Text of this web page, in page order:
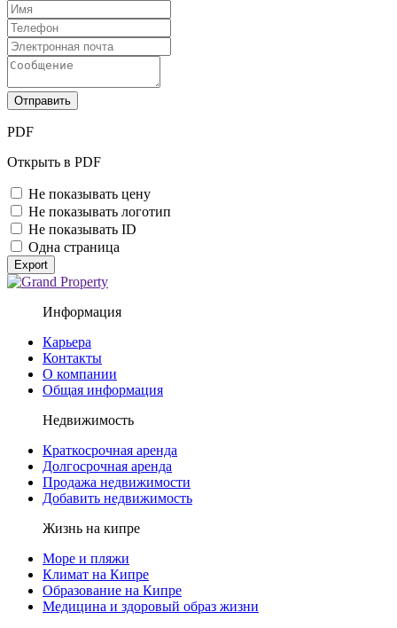
Отправить
PDF
Открыть в PDF
Не показывать цену
Не показывать логотип
Не показывать ID
Одна страница
Export
Информация
Карьера
Контакты
О компании
Общая информация
Недвижимость
Краткосрочная аренда
Долгосрочная аренда
Продажа недвижимости
Добавить недвижимость
Жизнь на кипре
Море и пляжи
Климат на Кипре
Образование на Кипре
Медицина и здоровый образ жизни